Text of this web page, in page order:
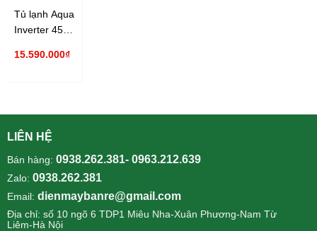
Tủ lạnh Aqua
Inverter 456
IGW525EM(GB)
15.590.000₫
LIÊN HỆ
Bán hàng: 0938.262.381- 0963.212.639
Zalo: 0938.262.381
Email: dienmaybanre@gmail.com
Địa chỉ: số 10 ngõ 6 TDP1 Miêu Nha-Xuân Phương-Nam Từ
Liêm-Hà Nội